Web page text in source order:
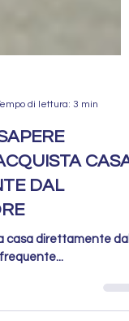
di lettura: 3 min
CASA
DAL